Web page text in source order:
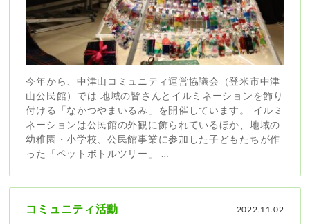
今年から、中津山コミュニティ運営協議会（登米市中津
山公民館）では 地域の皆さんとイルミネーションを飾り
付ける「なかつやまいるみ」を開催しています。 イルミ
ネーションは公民館の外観に飾られているほか、地域の
幼稚園・小学校、公民館事業に参加した子どもたちが作
った「ペットボトルツリー」 …
2022.11.02
コミュニティ活動